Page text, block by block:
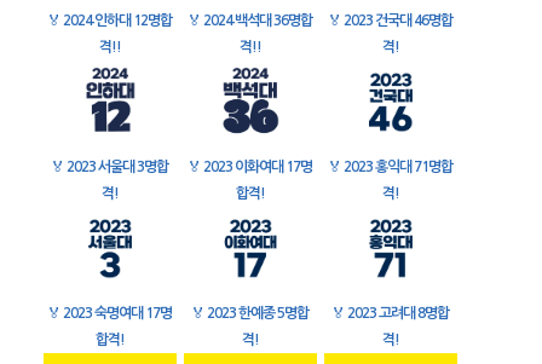
🏅 2024 인하대 12명합
격!!
🏅 2024 백석대 36명합
격!!
🏅 2023 건국대 46명합
격!
🏅 2023 서울대 3명합
격!
🏅 2023 이화여대 17명
합격!
🏅 2023 홍익대 71명합
격!
🏅 2023 숙명여대 17명
합격!
🏅 2023 한예종 5명합
격!
🏅 2023 고려대 8명합
격!